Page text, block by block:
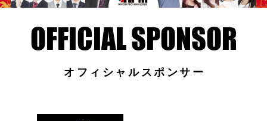
オフィシャルスポンサー